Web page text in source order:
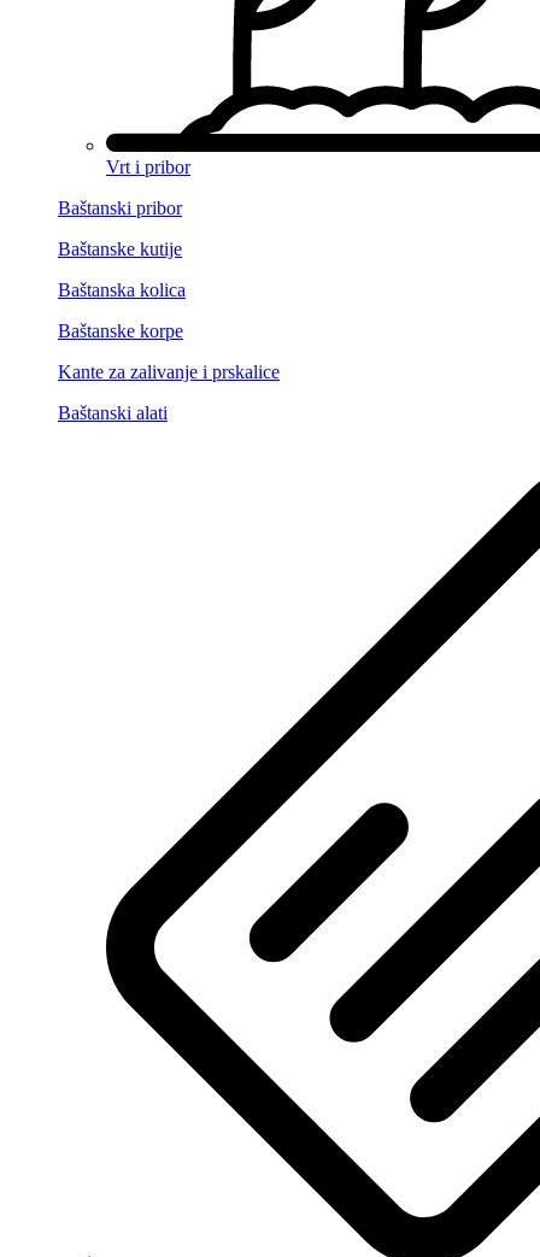
Vrt i pribor
Baštanski pribor
Baštanske kutije
Baštanska kolica
Baštanske korpe
Kante za zalivanje i prskalice
Baštanski alati